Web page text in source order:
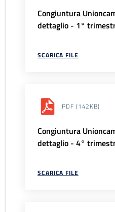
Congiuntura
dettaglio - 1°
SCARICA FILE
PDF (142KB)
Congiuntura
dettaglio - 4°
SCARICA FILE